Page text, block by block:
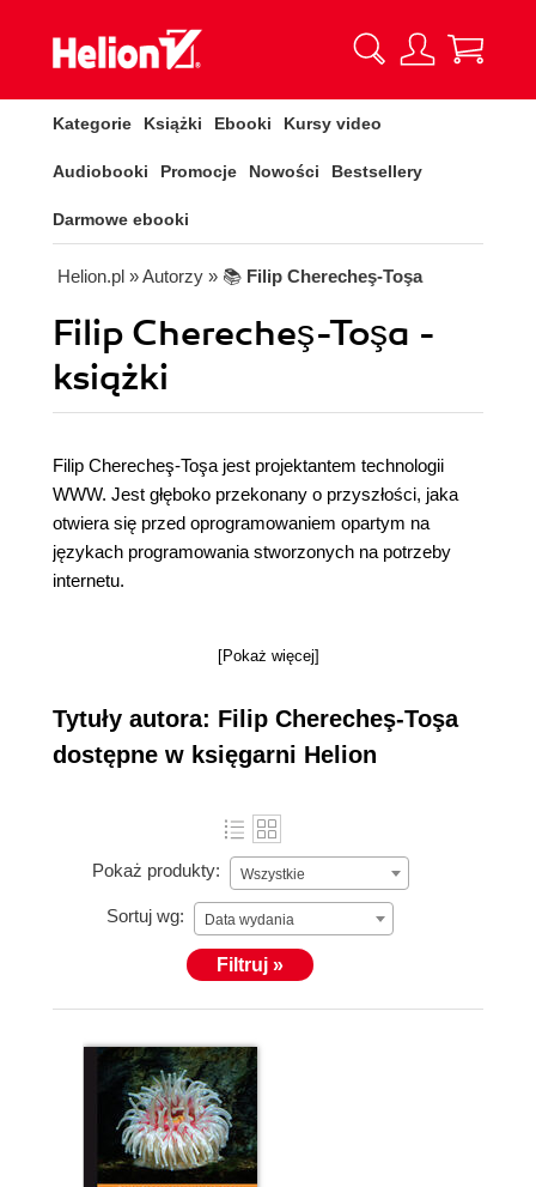
Kategorie Książki Ebooki Kursy video
Audiobooki Promocje Nowości Bestsellery
Darmowe ebooki
Helion.pl » Autorzy » 📚 Filip Cherecheş-Toşa
Filip Cherecheş-Toşa -
książki
Filip Cherecheş-Toşa jest projektantem technologii
WWW. Jest głęboko przekonany o przyszłości, jaka
otwiera się przed oprogramowaniem opartym na
językach programowania stworzonych na potrzeby
internetu.
[Pokaż więcej]
Tytuły autora: Filip Cherecheş-Toşa
dostępne w księgarni Helion
Pokaż produkty: Wszystkie
Sortuj wg: Data wydania
Filtruj »